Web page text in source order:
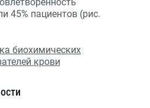
45% пациентов (рис.